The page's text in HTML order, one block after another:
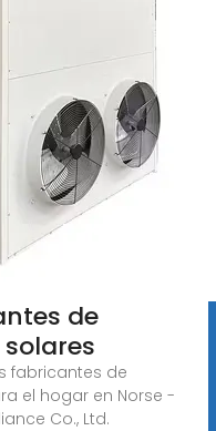
de
fabricantes de
el hogar en Norse -
Co., Ltd.